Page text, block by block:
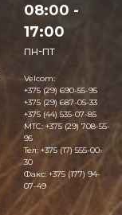
08:00 -
17:00
пн-пт
Velcom:
+375 (29) 690-55-95
+375 (29) 687-05-33
+375 (44) 535-07-85
MTC:+375 (29) 708-55-
95
Тел: +375 (17) 555-00-
30
Факс: +375 (177) 94-
07-49